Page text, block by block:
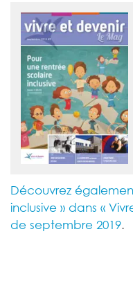
Découvrez
inclusive » dans «
de septembre 2019.